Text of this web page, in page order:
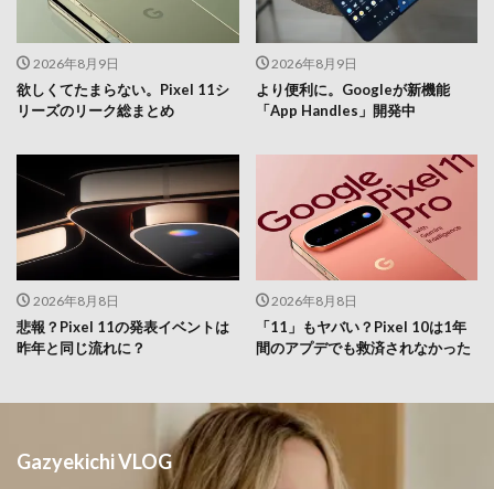
2026年8月9日
欲しくてたまらない。Pixel 11シ
リーズのリーク総まとめ
2026年8月9日
より便利に。Googleが新機能
「App Handles」開発中
2026年8月8日
悲報？Pixel 11の発表イベントは
昨年と同じ流れに？
2026年8月8日
「11」もヤバい？Pixel 10は1年
間のアプデでも救済されなかった
Gazyekichi VLOG